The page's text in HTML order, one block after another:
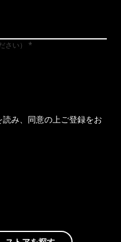
い）
読み、同意の上ご登録をお